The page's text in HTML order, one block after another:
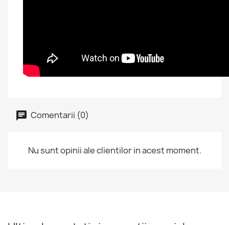
Comentarii (0)
Nu sunt opinii ale clientilor in acest moment.